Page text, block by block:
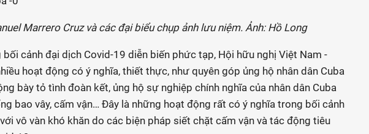
Marrero Cruz và các đại biểu chụp ảnh lưu niệm. Ảnh: Hồ Long
bối cảnh đại dịch Covid-19 diễn biến phức tạp, Hội hữu nghị Việt Nam -
hoạt động có ý nghĩa, thiết thực, như quyên góp ủng hộ nhân dân Cuba
bày tỏ tình đoàn kết, ủng hộ sự nghiệp chính nghĩa của nhân dân Cuba
bao vây, cấm vận… Đây là những hoạt động rất có ý nghĩa trong bối cảnh
vô vàn khó khăn do các biện pháp siết chặt cấm vận và tác động tiêu